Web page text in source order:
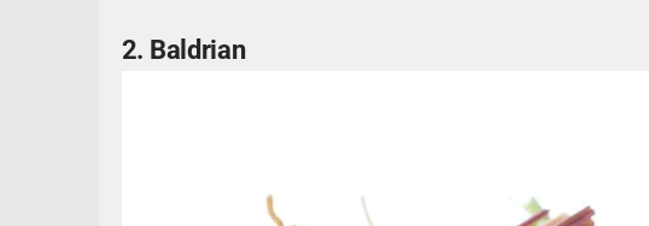
2. Baldrian